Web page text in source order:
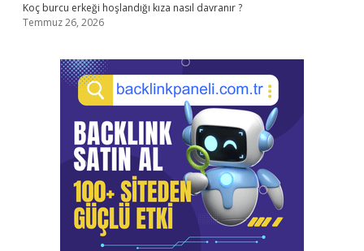
Koç burcu erkeği hoşlandığı kıza nasıl davranır ?
Temmuz 26, 2026